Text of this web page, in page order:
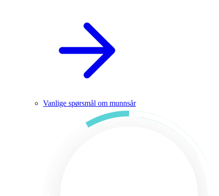
Vanlige spørsmål om munnsår